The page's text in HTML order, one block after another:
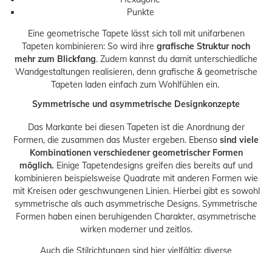
Punkte
Eine geometrische Tapete lässt sich toll mit unifarbenen
Tapeten kombinieren: So wird ihre grafische Struktur noch
mehr zum Blickfang. Zudem kannst du damit unterschiedliche
Wandgestaltungen realisieren, denn grafische & geometrische
Tapeten laden einfach zum Wohlfühlen ein.
Symmetrische und asymmetrische Designkonzepte
Das Markante bei diesen Tapeten ist die Anordnung der
Formen, die zusammen das Muster ergeben. Ebenso sind viele
Kombinationen verschiedener geometrischer Formen
möglich. Einige Tapetendesigns greifen dies bereits auf und
kombinieren beispielsweise Quadrate mit anderen Formen wie
mit Kreisen oder geschwungenen Linien. Hierbei gibt es sowohl
symmetrische als auch asymmetrische Designs. Symmetrische
Formen haben einen beruhigenden Charakter, asymmetrische
wirken moderner und zeitlos.
Auch die Stilrichtungen sind hier vielfältig: diverse